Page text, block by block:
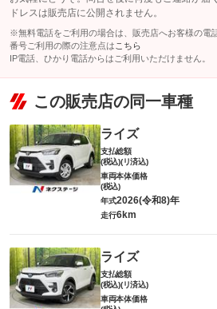
ドレスは販売店に公開されません。
※無料電話をご利用の場合は、販売店へお客様の電
番号ご利用の際の注意点は こちら
IP電話、ひかり電話からはご利用いただけません。
この販売店の同一車種
ライズ
支払総額
(税込)(リ済込)
車両本体価格
(税込)
年式2026(令和8)年
走行6km
ライズ
支払総額
(税込)(リ済込)
車両本体価格